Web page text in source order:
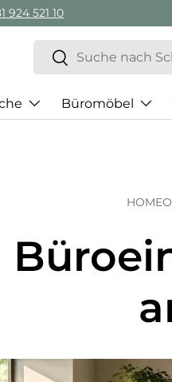
924 521 10
Suchen
Suchen
Büromöbel